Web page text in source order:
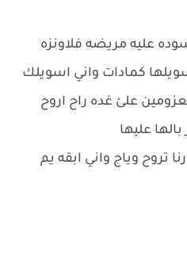
عليه مريضه فلاونزه
كمادات واني اسويلك
علئ غده راح اروح
عليها
تروح وياج واني ابقه يم